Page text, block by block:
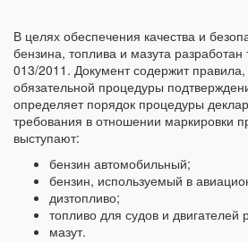
В целях обеспечения качества и
бензина, топлива и мазута
013/2011. Документ содержит
обязательной процедуры
определяет порядок процедуры
требования в отношении маркировки
выступают:
бензин автомобильный;
бензин, используемый в
дизтопливо;
топливо для судов и двигателей
мазут.